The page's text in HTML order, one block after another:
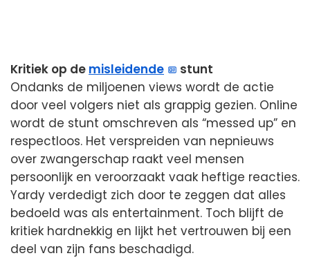
Kritiek op de misleidende
stunt
Ondanks de miljoenen views wordt de actie
door veel volgers niet als grappig gezien. Online
wordt de stunt omschreven als “messed up” en
respectloos. Het verspreiden van nepnieuws
over zwangerschap raakt veel mensen
persoonlijk en veroorzaakt vaak heftige reacties.
Yardy verdedigt zich door te zeggen dat alles
bedoeld was als entertainment. Toch blijft de
kritiek hardnekkig en lijkt het vertrouwen bij een
deel van zijn fans beschadigd.